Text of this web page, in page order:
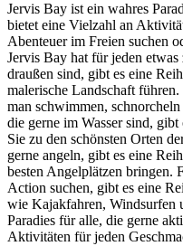
Jervis Bay ist ein wahres
bietet eine Vielzahl an
Abenteuer im Freien suchen
Jervis Bay hat für jeden
draußen sind, gibt es eine
malerische Landschaft
man schwimmen,
die gerne im Wasser sind,
Sie zu den schönsten Orten
gerne angeln, gibt es eine
besten Angelplätzen bringen.
Action suchen, gibt es eine
wie Kajakfahren, Windsurfen
Paradies für alle, die gerne
Aktivitäten für jeden